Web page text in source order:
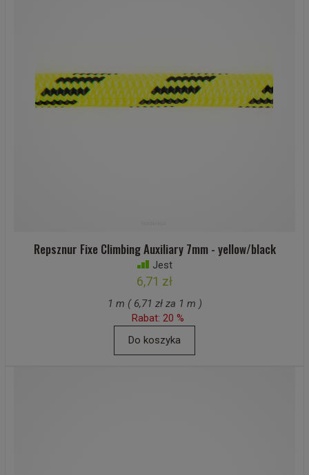
Repsznur Fixe Climbing Auxiliary 7mm - yellow/black
Jest
6,71 zł
1 m ( 6,71 zł za 1 m )
Rabat: 20 %
Do koszyka